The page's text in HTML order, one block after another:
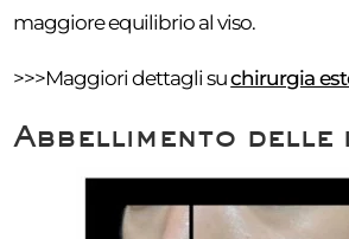
maggiore equilibrio al viso.
>>>Maggiori dettagli suchirurgia
Abbellimento delle